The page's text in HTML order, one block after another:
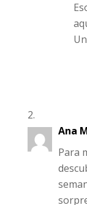
Ana
Para